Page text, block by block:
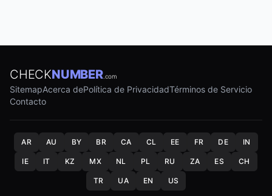
CHECKNUMBER.com
SitemapAcerca dePolítica de PrivacidadTérminos de Servicio
Contacto
AR AU BY BR CA CL EE FR DE IN
IE IT KZ MX NL PL RU ZA ES CH
TR UA EN US